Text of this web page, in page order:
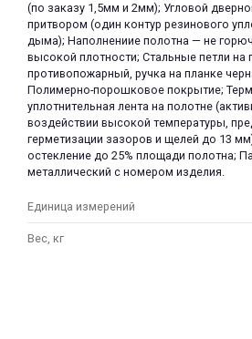
(по заказу 1,5мм и 2мм); Угловой
притвором (один контур резинового
дыма); Наполнениие полотна — не
высокой плотности; Стальные петли
противопожарный, ручка на планке
Полимерно-порошковое покрытие;
уплотнительная лента на полотне
воздействии высокой температуры,
герметизации зазоров и щелей до 13
остекление до 25% площади полотна;
металлический с номером изделия.
Единица измерений
Вес, кг